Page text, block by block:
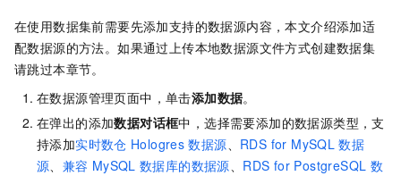
在使用数据集前需要先添加支持的数据源内容，本文介绍添加适
配数据源的方法。如果通过上传本地数据源文件方式创建数据集
请跳过本章节。
在数据源管理页面中，单击添加数据。
在弹出的添加数据对话框中，选择需要添加的数据源类型，支
持添加实时数仓 Hologres 数据源、 RDS for MySQL 数据
源、 兼容 MySQL 数据库的数据源、 RDS for PostgreSQL 数